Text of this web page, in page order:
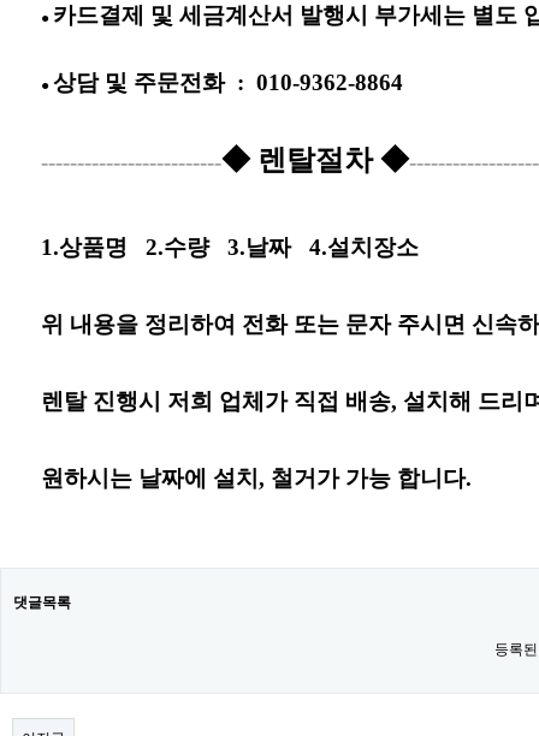
● 카드결제 및 세금계산서 발행시 부가세는 별도
● 상담 및 주문전화 : 010-9362-8864
-------------------------◆ 렌탈절차 ◆
1.상품명 2.수량 3.날짜 4.설치장소
위 내용을 정리하여 전화 또는 문자 주시면 신속
렌탈 진행시 저희 업체가 직접 배송, 설치해 드리
원하시는 날짜에 설치, 철거가 가능 합니다.
댓글목록
등록